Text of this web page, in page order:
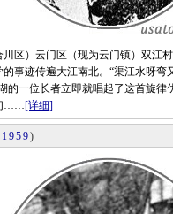
区）云门区（现为云门镇）双江
事迹传遍大江南北。“渠江水呀
一位长者立即就唱起了这首旋律
……[详细]
1959)